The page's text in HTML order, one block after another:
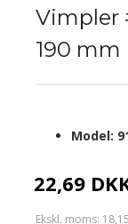
Vimpler
190 mm
22,69
Ekskl. moms:
Model: